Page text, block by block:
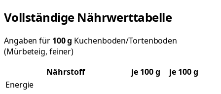
Vollständige Nährwerttabelle
Angaben für 100g Kuchenboden/Tortenboden
(Mürbeteig, feiner)
Nährstoff
je 100g
je 100 g
Energie